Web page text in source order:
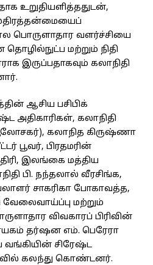
உறுதியளித்ததுடன்,
பொருளாதார வளர்ச்சியை
மற்றும் நிதி
இருப்பதாகவும் கலாநிதி
ஆசிய பசிபிக்
அதிகாரிகள், கலாநிதி
கலாநித கிருஷ்ணா
பூவர், பிரதமரின்
இலங்கை மத்திய
பி. நந்தலால் வீரசிங்க,
சாகரிகா போகாவத்த,
வேலைவாய்ப்பு மற்றும்
விவகாரப் பிரிவின்
தர்ஷன எம். பெரேரா
சிரேஷ்ட
கலந்து கொண்டனர்.